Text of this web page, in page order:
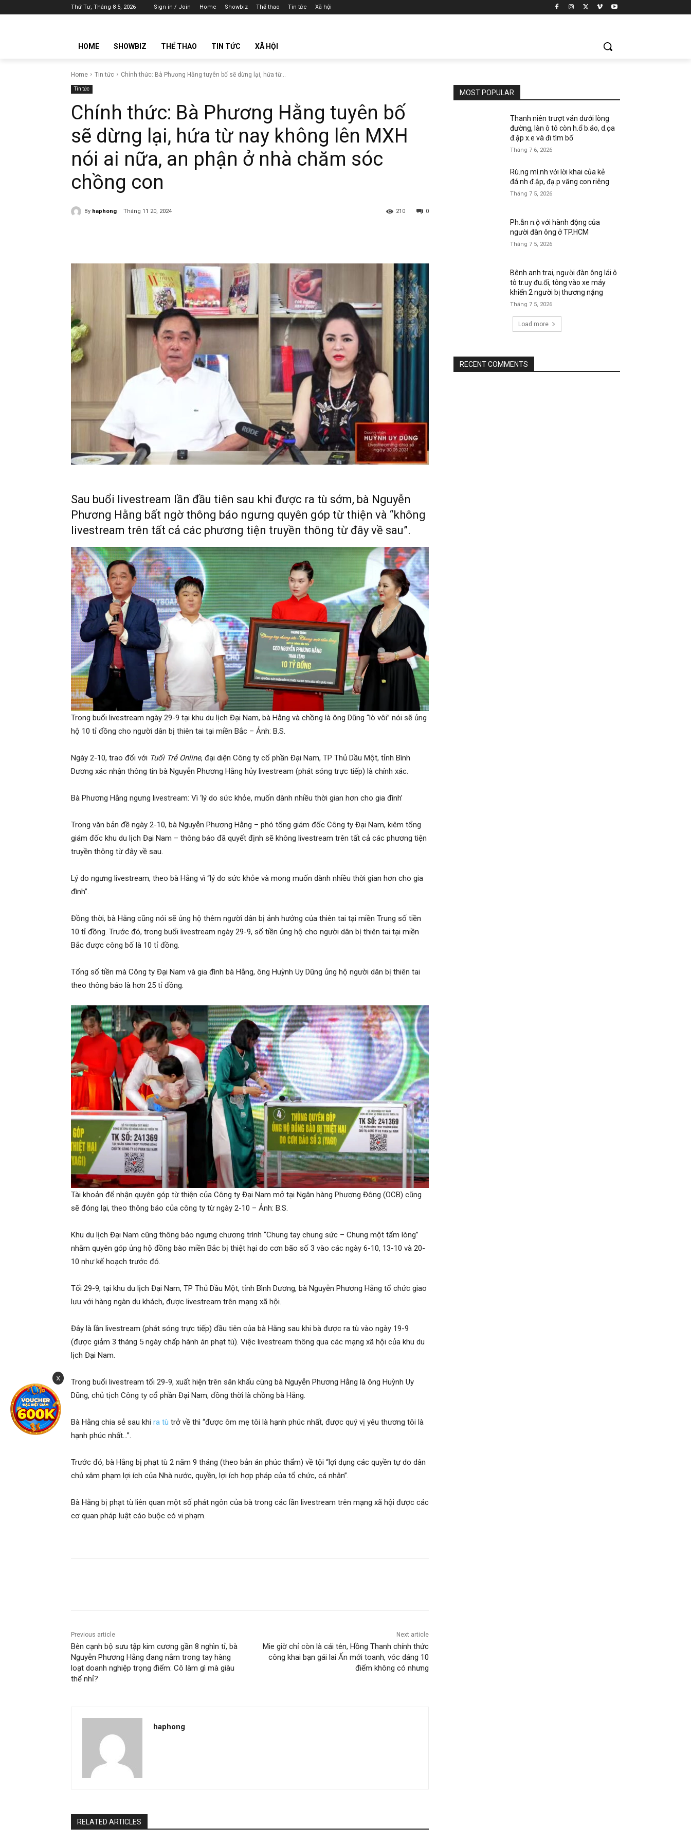
Thứ Tư, Tháng 8 5, 2026 Sign in / Join Home Showbiz Thể thao Tin tức Xã hội
HOME SHOWBIZ THỂ THAO TIN TỨC XÃ HỘI
Home Tin tức Chính thức: Bà Phương Hằng tuyên bố sẽ dừng lại, hứa từ...
Tin tức
Chính thức: Bà Phương Hằng tuyên bố
sẽ dừng lại, hứa từ nay không lên MXH
nói ai nữa, an phận ở nhà chăm sóc
chồng con
By haphong Tháng 11 20, 2024 0
210
Sau buổi livestream lần đầu tiên sau khi được ra tù sớm, bà Nguyễn
Phương Hằng bất ngờ thông báo ngưng quyên góp từ thiện và “không
livestream trên tất cả các phương tiện truyền thông từ đây về sau”.
Trong buổi livestream ngày 29-9 tại khu du lịch Đại Nam, bà Hằng và chồng là ông Dũng “lò vôi” nói sẽ ủng
hộ 10 tỉ đồng cho người dân bị thiên tai tại miền Bắc – Ảnh: B.S.
Ngày 2-10, trao đổi với Tuổi Trẻ Online, đại diện Công ty cổ phần Đại Nam, TP Thủ Dầu Một, tỉnh Bình
Dương xác nhận thông tin bà Nguyễn Phương Hằng hủy livestream (phát sóng trực tiếp) là chính xác.
Bà Phương Hằng ngưng livestream: Vì ‘lý do sức khỏe, muốn dành nhiều thời gian hơn cho gia đình’
Trong văn bản đề ngày 2-10, bà Nguyễn Phương Hằng – phó tổng giám đốc Công ty Đại Nam, kiêm tổng
giám đốc khu du lịch Đại Nam – thông báo đã quyết định sẽ không livestream trên tất cả các phương tiện
truyền thông từ đây về sau.
Lý do ngưng livestream, theo bà Hằng vì “lý do sức khỏe và mong muốn dành nhiều thời gian hơn cho gia
đình”.
Đồng thời, bà Hằng cũng nói sẽ ủng hộ thêm người dân bị ảnh hưởng của thiên tai tại miền Trung số tiền
10 tỉ đồng. Trước đó, trong buổi livestream ngày 29-9, số tiền ủng hộ cho người dân bị thiên tai tại miền
Bắc được công bố là 10 tỉ đồng.
Tổng số tiền mà Công ty Đại Nam và gia đình bà Hằng, ông Huỳnh Uy Dũng ủng hộ người dân bị thiên tai
theo thông báo là hơn 25 tỉ đồng.
Tài khoản để nhận quyên góp từ thiện của Công ty Đại Nam mở tại Ngân hàng Phương Đông (OCB) cũng
sẽ đóng lại, theo thông báo của công ty từ ngày 2-10 – Ảnh: B.S.
Khu du lịch Đại Nam cũng thông báo ngưng chương trình “Chung tay chung sức – Chung một tấm lòng”
nhằm quyên góp ủng hộ đồng bào miền Bắc bị thiệt hại do cơn bão số 3 vào các ngày 6-10, 13-10 và 20-
10 như kế hoạch trước đó.
Tối 29-9, tại khu du lịch Đại Nam, TP Thủ Dầu Một, tỉnh Bình Dương, bà Nguyễn Phương Hằng tổ chức giao
lưu với hàng ngàn du khách, được livestream trên mạng xã hội.
Đây là lần livestream (phát sóng trực tiếp) đầu tiên của bà Hằng sau khi bà được ra tù vào ngày 19-9
(được giảm 3 tháng 5 ngày chấp hành án phạt tù). Việc livestream thông qua các mạng xã hội của khu du
lịch Đại Nam.
Trong buổi livestream tối 29-9, xuất hiện trên sân khấu cùng bà Nguyễn Phương Hằng là ông Huỳnh Uy
Dũng, chủ tịch Công ty cổ phần Đại Nam, đồng thời là chồng bà Hằng.
Bà Hằng chia sẻ sau khi ra tù trở về thì “được ôm mẹ tôi là hạnh phúc nhất, được quý vị yêu thương tôi là
hạnh phúc nhất…”.
Trước đó, bà Hằng bị phạt tù 2 năm 9 tháng (theo bản án phúc thẩm) về tội “lợi dụng các quyền tự do dân
chủ xâm phạm lợi ích của Nhà nước, quyền, lợi ích hợp pháp của tổ chức, cá nhân”.
Bà Hằng bị phạt tù liên quan một số phát ngôn của bà trong các lần livestream trên mạng xã hội được các
cơ quan pháp luật cáo buộc có vi phạm.
Previous article
Bên cạnh bộ sưu tập kim cương gần 8 nghìn tỉ, bà
Nguyễn Phương Hằng đang nắm trong tay hàng
loạt doanh nghiệp trọng điểm: Cô làm gì mà giàu
thế nhỉ?
Next article
Mie giờ chỉ còn là cái tên, Hồng Thanh chính thức
công khai bạn gái lai Ấn mới toanh, vóc dáng 10
điểm không có nhưng
haphong
RELATED ARTICLES
MOST POPULAR
Thanh niên trượt ván dưới lòng
đường, làn ô tô còn h.ổ b.áo, d.ọa
đ.ập x.e và đi tìm bố
Tháng 7 6, 2026
Rù.ng mì.nh với lời khai của kẻ
đá.nh đ.ập, đạ.p văng con riêng
Tháng 7 5, 2026
Ph.ẫn n.ộ với hành động của
người đàn ông ở TP.HCM
Tháng 7 5, 2026
Bênh anh trai, người đàn ông lái ô
tô tr.uy đu.ổi, tông vào xe máy
khiến 2 người bị thương nặng
Tháng 7 5, 2026
Load more
RECENT COMMENTS
x